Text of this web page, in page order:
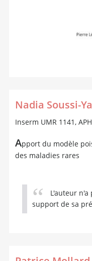
Nadia Soussi-
Inserm UMR 1141,
Apport du modèle
des maladies rares
L'auteur
support de sa